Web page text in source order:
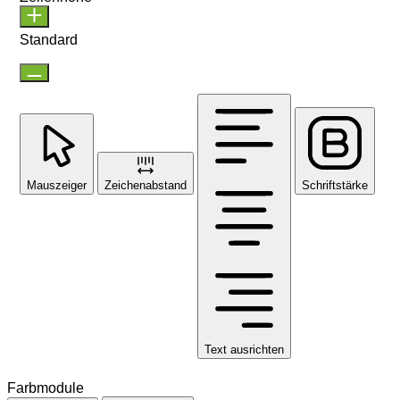
Standard
Mauszeiger Zeichenabstand
Text ausrichten
Schriftstärke
Farbmodule